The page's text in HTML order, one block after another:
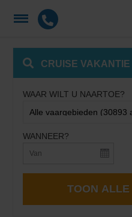
CRUISE VAKANTIE
WAAR WILT U NAARTOE?
WANNEER?